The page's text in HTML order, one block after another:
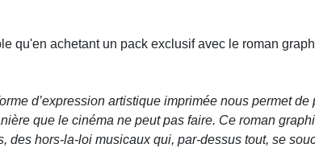
qu'en achetant un pack exclusif avec le roman
d’expression artistique imprimée nous permet
que le cinéma ne peut pas faire. Ce roman
des hors-la-loi musicaux qui, par-dessus tout, se